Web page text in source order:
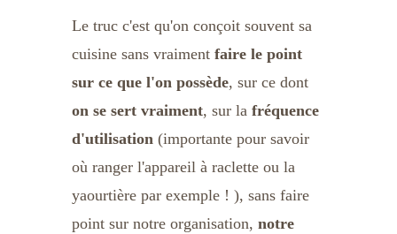
Le truc c'est qu'on conçoit souvent sa
cuisine sans vraiment faire le point
sur ce que l'on possède, sur ce dont
on se sert vraiment, sur la fréquence
d'utilisation (importante pour savoir
où ranger l'appareil à raclette ou la
yaourtière par exemple ! ), sans faire
point sur notre organisation, notre